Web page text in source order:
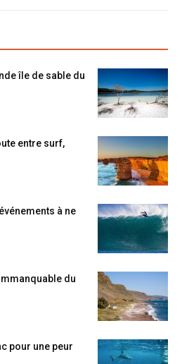
île de sable du
entre surf,
à ne
du
pour une peur